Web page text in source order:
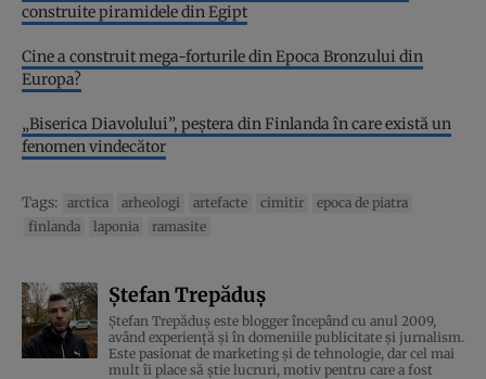
construite piramidele din Egipt
Cine a construit mega-forturile din Epoca Bronzului din
Europa?
„Biserica Diavolului”, peștera din Finlanda în care există un
fenomen vindecător
Tags: arctica arheologi artefacte cimitir
epoca de piatra
finlanda
laponia ramasite
Ștefan Trepăduș
Ștefan Trepăduș este blogger începând cu anul 2009,
având experiență și în domeniile publicitate și jurnalism.
Este pasionat de marketing și de tehnologie, dar cel mai
mult îi place să știe lucruri, motiv pentru care a fost